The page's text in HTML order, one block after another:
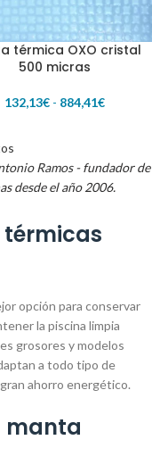
térmica OXO cristal
500 micras
132,13€ - 884,41€
Ramos- fundador de
desde el año 2006.
térmicas
opción para conservar
la piscina limpia
grosores y modelos
a todo tipo de
ahorro energético.
manta